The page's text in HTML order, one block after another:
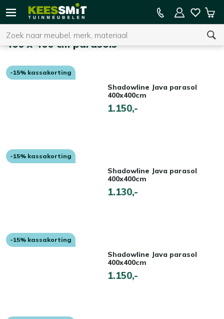
Kees
Tuinmeubelen
Zoeken
U heeft geen product(en) in uw winkelwagen.
15% kassakorting op de hele collectie
400 x 400 cm parasols
-15% kassakorting
Shadowline Java parasol
400x400cm
1.150,-
-15% kassakorting
Shadowline Java parasol
400x400cm
1.130,-
-15% kassakorting
Shadowline Java parasol
400x400cm
1.150,-